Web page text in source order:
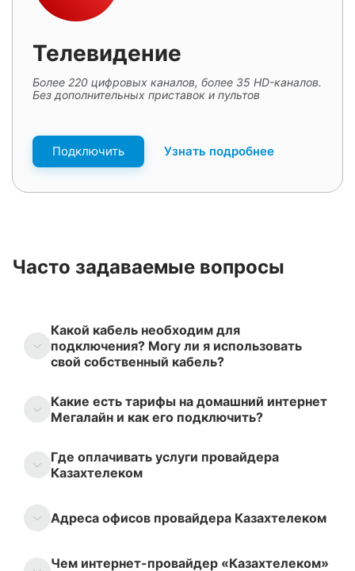
Телевидение
Более 220 цифровых каналов, более 35 HD-каналов.
Без дополнительных приставок и пультов
Подключить Узнать подробнее
Часто задаваемые вопросы
Какой кабель необходим для
подключения? Могу ли я использовать
свой собственный кабель?
Какие есть тарифы на домашний интернет
Мегалайн и как его подключить?
Где оплачивать услуги провайдера
Казахтелеком
Адреса офисов провайдера Казахтелеком
Чем интернет-провайдер «Казахтелеком»